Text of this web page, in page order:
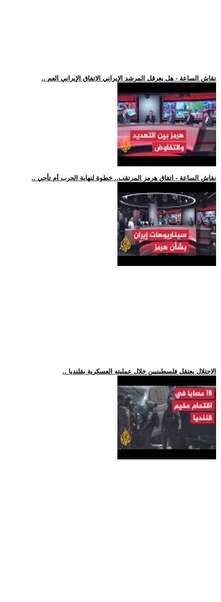
.. نقاش الساعة - هل يعرقل المرشد الإيراني الاتفاق الإيراني العم
.. نقاش الساعة - اتفاق هرمز المرتقب.. خطوة لنهاية الحرب أم تأجي
.. الاحتلال يعتقل فلسطينيين خلال عمليته العسكرية بقلنديا